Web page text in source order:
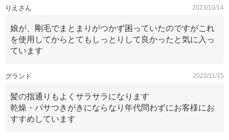
りえさん 2023/10/14
娘が、剛毛でまとまりがつかず困っていたのですがこれ
を使用してからとてもしっとりして良かったと気に入っ
ています
グランド 2022/11/15
髪の指通りもよくサラサラになります
乾燥・パサつきがきにならなり年代問わずにお客様にお
すすめしています